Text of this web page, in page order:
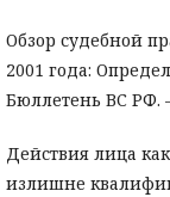
Обзор судебной
2001 года:
Бюллетень ВС РФ.
Действия лица
излишне